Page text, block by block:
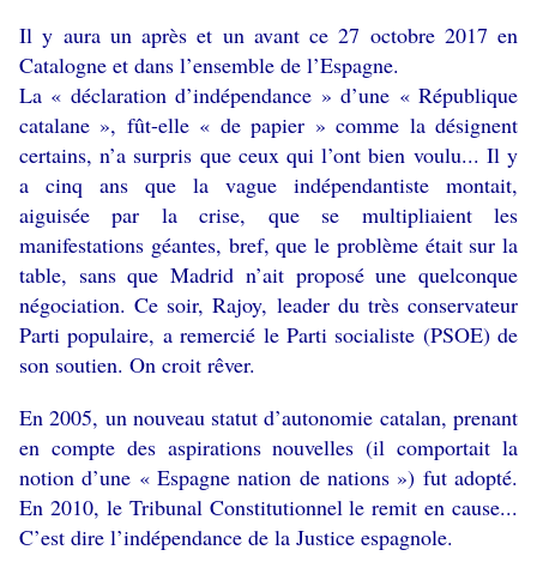
Il y aura un après et un avant ce 27 octobre 2017 en
Catalogne et dans l’ensemble de l’Espagne.
La « déclaration d’indépendance » d’une « République
catalane », fût-elle « de papier » comme la désignent
certains, n’a surpris que ceux qui l’ont bien voulu... Il y
a cinq ans que la vague indépendantiste montait,
aiguisée par la crise, que se multipliaient les
manifestations géantes, bref, que le problème était sur la
table, sans que Madrid n’ait proposé une quelconque
négociation. Ce soir, Rajoy, leader du très conservateur
Parti populaire, a remercié le Parti socialiste (PSOE) de
son soutien. On croit rêver.
En 2005, un nouveau statut d’autonomie catalan, prenant
en compte des aspirations nouvelles (il comportait la
notion d’une « Espagne nation de nations ») fut adopté.
En 2010, le Tribunal Constitutionnel le remit en cause...
C’est dire l’indépendance de la Justice espagnole.